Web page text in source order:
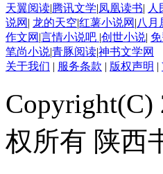
天翼阅读|腾讯文学|凤凰读书| 人
说网 | 龙的天空|红薯小说网 |八月
作文网 |言情小说吧 |创世小说|
笔尚小说|青豚阅读|神书文学网
关于我们 | 服务条款 | 版权声明 |
Copyright(C)
权所有 陕西